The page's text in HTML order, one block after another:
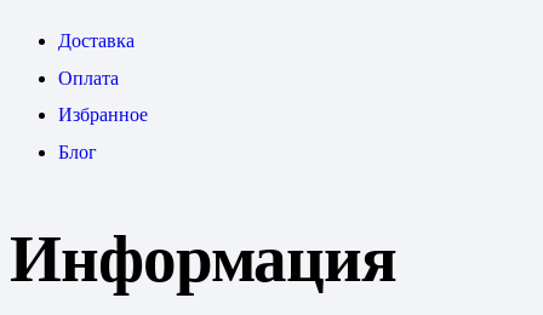
Доставка
Оплата
Избранное
Блог
Информация